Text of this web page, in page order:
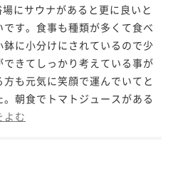
にサウナがあると更に良いと
す。食事も種類が多くて食べ
に小分けにされているので少
きてしっかり考えている事が
も元気に笑顔で運んでいてと
朝食でトマトジュースがある
よむ